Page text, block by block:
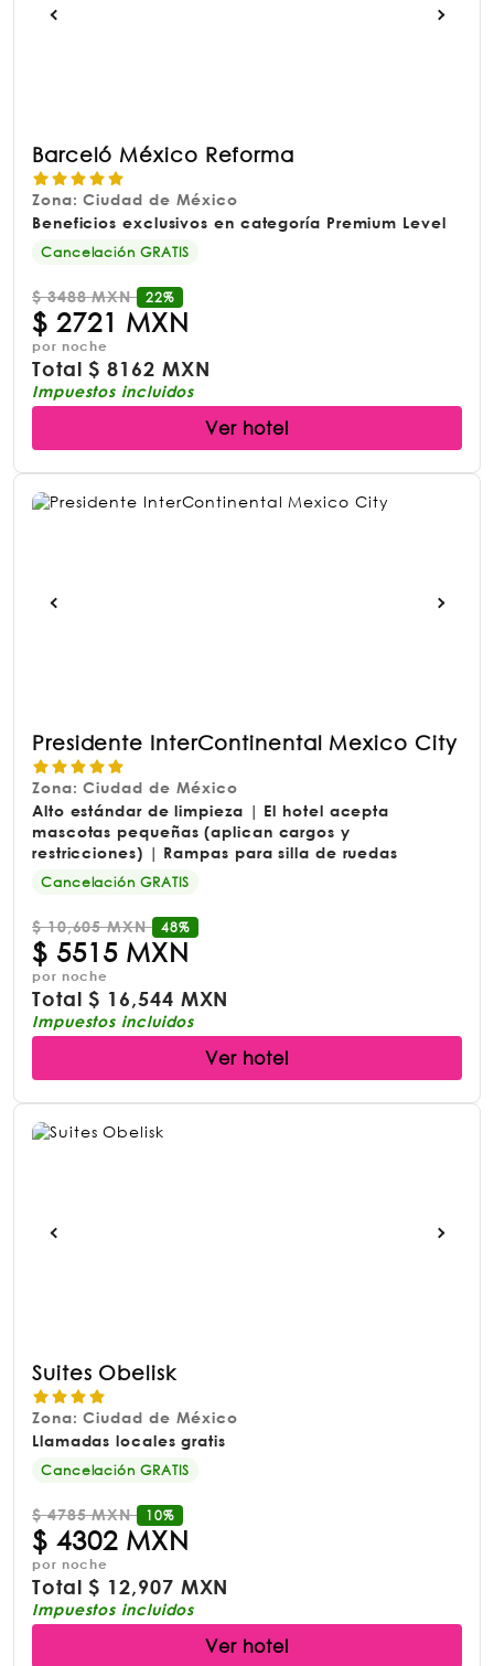
Barceló México Reforma
Zona: Ciudad de México
Beneficios exclusivos en categoría Premium Level
Cancelación GRATIS
$3488 MXN 22%
$ 2721 MXN
por noche
Total$8162 MXN
Impuestos incluidos
Ver hotel
Presidente InterContinental Mexico City
Zona: Ciudad de México
Alto estándar de limpieza | El hotel acepta
mascotas pequeñas (aplican cargos y
restricciones) | Rampas para silla de ruedas
Cancelación GRATIS
$10,605 MXN 48%
$ 5515 MXN
por noche
Total$ 16,544 MXN
Impuestos incluidos
Ver hotel
Suites Obelisk
Zona: Ciudad de México
Llamadas locales gratis
Cancelación GRATIS
$4785 MXN 10%
$ 4302 MXN
por noche
Total$ 12,907 MXN
Impuestos incluidos
Ver hotel